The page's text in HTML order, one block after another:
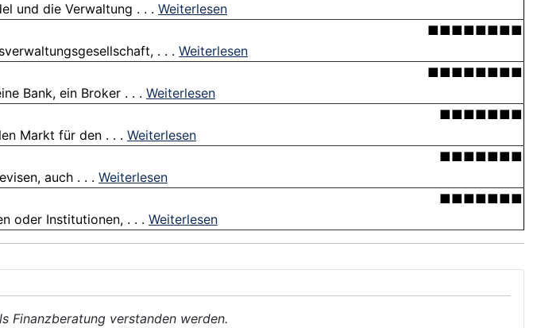
und die Verwaltung . . . Weiterlesen
■■■■■■■■
. . . Weiterlesen
■■■■■■■■
Bank, ein Broker . . . Weiterlesen
■■■■■■■
Markt für den . . . Weiterlesen
■■■■■■■
auch . . . Weiterlesen
■■■■■■■
oder Institutionen, . . . Weiterlesen
Finanzberatung verstanden werden.